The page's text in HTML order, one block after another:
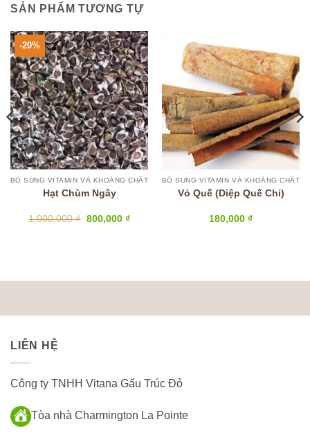
SẢN PHẨM TƯƠNG TỰ
-20%
BỔ SUNG VITAMIN VÀ KHOÁNG CHẤT
Hạt Chùm Ngây
1,000,000₫ Giá
800,000 ₫Giá
BỔ SUNG VITAMIN VÀ KHOÁNG CHẤT
Vỏ Quế (Diệp Quế Chi)
180,000 ₫
LIÊN HỆ
Công ty TNHH Vitana Gấu Trúc Đỏ
Tòa nhà Charmington La Pointe